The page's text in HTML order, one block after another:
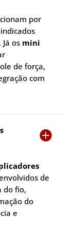
por
os mini
de força,
com

de
do fio,
do
e